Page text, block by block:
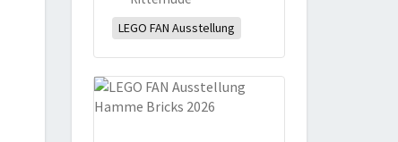
LEGO FAN Ausstellung